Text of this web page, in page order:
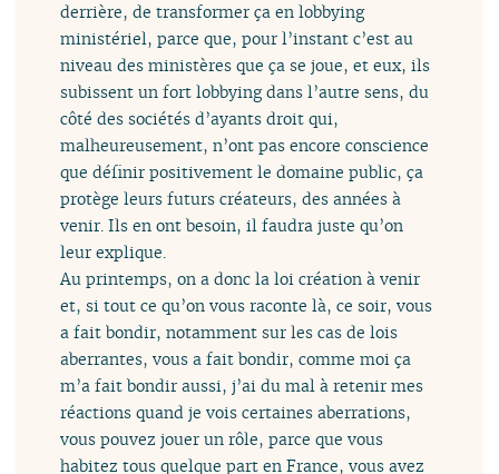
derrière, de transformer ça en lobbying
ministériel, parce que, pour l’instant c’est au
niveau des ministères que ça se joue, et eux, ils
subissent un fort lobbying dans l’autre sens, du
côté des sociétés d’ayants droit qui,
malheureusement, n’ont pas encore conscience
que définir positivement le domaine public, ça
protège leurs futurs créateurs, des années à
venir. Ils en ont besoin, il faudra juste qu’on
leur explique.
Au printemps, on a donc la loi création à venir
et, si tout ce qu’on vous raconte là, ce soir, vous
a fait bondir, notamment sur les cas de lois
aberrantes, vous a fait bondir, comme moi ça
m’a fait bondir aussi, j’ai du mal à retenir mes
réactions quand je vois certaines aberrations,
vous pouvez jouer un rôle, parce que vous
habitez tous quelque part en France, vous avez